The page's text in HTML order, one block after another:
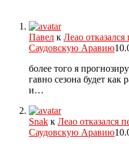
Павел к Леао
Саудовскую Аравию
более того я
гавно сезона будет как
и…
Snak к Леао отказался
Саудовскую Аравию